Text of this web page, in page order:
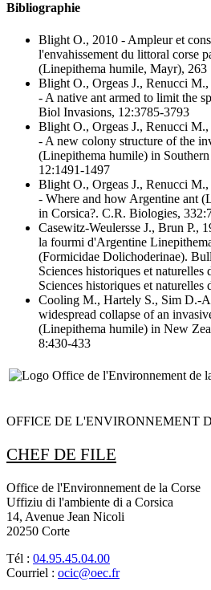
Bibliographie
Blight O., 2010 - Ampleur et
l'envahissement du littoral corse
(Linepithema humile, Mayr), 263
Blight O., Orgeas J., Renucci
- A native ant armed to limit the
Biol Invasions, 12:3785-3793
Blight O., Orgeas J., Renucci
- A new colony structure of the
(Linepithema humile) in
12:1491-1497
Blight O., Orgeas J., Renucci
- Where and how Argentine ant
in Corsica?. C.R. Biologies,
Casewitz-Weulersse J., Brun P.,
la fourmi d'Argentine
(Formicidae Dolichoderinae).
Sciences historiques et naturelles
Sciences historiques et naturelles
Cooling M., Hartely S., Sim D.-
widespread collapse of an
(Linepithema humile) in New
8:430-433
OFFICE DE L'ENVIRONNEMENT
CHEF DE FILE
Office de l'Environnement de la Corse
Uffiziu di l'ambiente di a Corsica
14, Avenue Jean Nicoli
20250 Corte
Tél : 04.95.45.04.00
Courriel : ocic@oec.fr